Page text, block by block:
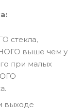
стекла,
выше чем у
при малых
выходе